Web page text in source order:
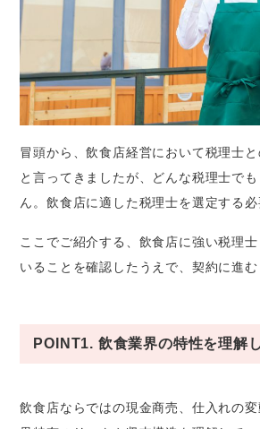
冒頭から、飲食店経営において税理士
と言ってきましたが、どんな税理士で
ん。飲食店に適した税理士を選定する必
ここでご紹介する、飲食店に強い税理
いることを確認したうえで、契約に進む
POINT1. 飲食業界の特性を理解
飲食店ならではの現金商売、仕入れの